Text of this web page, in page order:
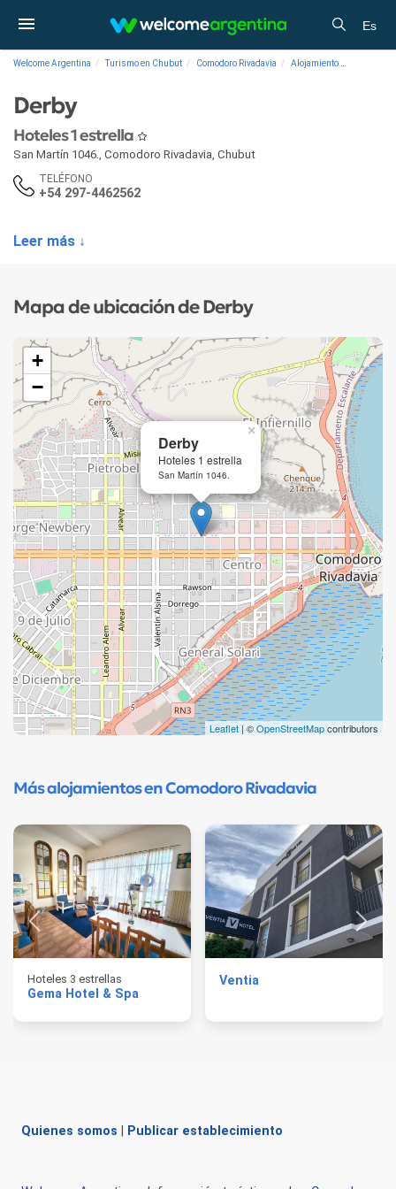
Es
Welcome Argentina Turismo en Chubut Comodoro Rivadavia Alojamiento
Derby
Hoteles 1 estrella
San Martín 1046., Comodoro Rivadavia, Chubut
TELÉFONO
+54 297-4462562
Leer más ↓
Mapa de ubicación de Derby
Derby
Hoteles 1 estrella
San Martín 1046.
×
+
−
Leaflet| ©OpenStreetMapcontributors
Más alojamientos en Comodoro Rivadavia
Hoteles 3 estrellas
Gema Hotel & Spa
Ventia
Quienes somos Publicar establecimiento